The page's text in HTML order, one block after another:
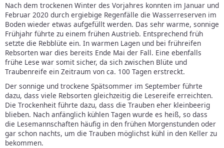
Nach dem trockenen Winter des Vorjahres konnten im Januar und
Februar 2020 durch ergiebige Regenfälle die Wasserreserven im
Boden wieder etwas aufgefüllt werden. Das sehr warme, sonnige
Frühjahr führte zu einem frühen Austrieb. Entsprechend früh
setzte die Rebblüte ein. In warmen Lagen und bei frühreifen
Rebsorten war dies bereits Ende Mai der Fall. Eine ebenfalls
frühe Lese war somit sicher, da sich zwischen Blüte und
Traubenreife ein Zeitraum von ca. 100 Tagen erstreckt.
Der sonnige und trockene Spätsommer im September führte
dazu, dass viele Rebsorten gleichzeitig die Lesereife erreichten.
Die Trockenheit führte dazu, dass die Trauben eher kleinbeerig
blieben. Nach anfänglich kühlen Tagen wurde es heiß, so dass
die Lesemannschaften häufig in den frühen Morgenstunden oder
gar schon nachts, um die Trauben möglichst kühl in den Keller zu
bekommen.